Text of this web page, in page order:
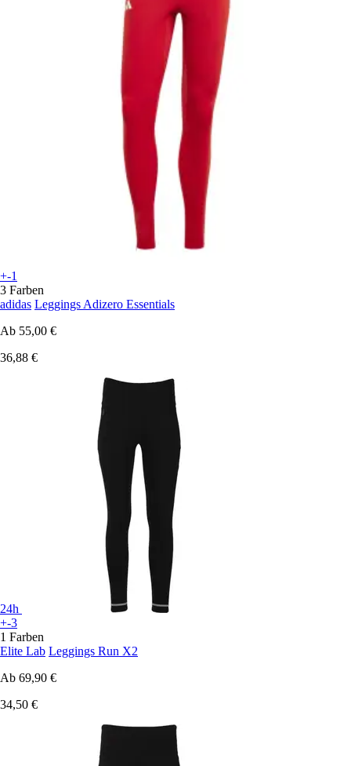
+-1
3 Farben
adidas Leggings Adizero Essentials
Ab 55,00 €
36,88 €
24h
+-3
1 Farben
Elite Lab Leggings Run X2
Ab 69,90 €
34,50 €